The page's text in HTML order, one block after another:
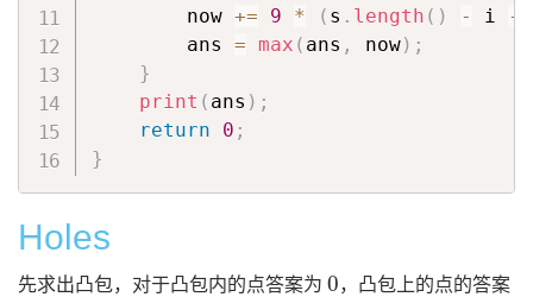
        now
+= 9 * ( s . length ( ) - i -
        ans
= max ( ans , now) ;
}
print ( ans ) ;
return
0 ;
}
Holes
先求出凸包，对于凸包内的点答案为
0
，凸包上的点的答案